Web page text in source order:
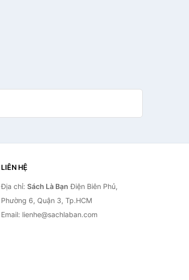
LIÊN HỆ
Địa chỉ: Sách Là Bạn Điện Biên Phủ,
Phường 6, Quận 3, Tp.HCM
Email: lienhe@sachlaban.com